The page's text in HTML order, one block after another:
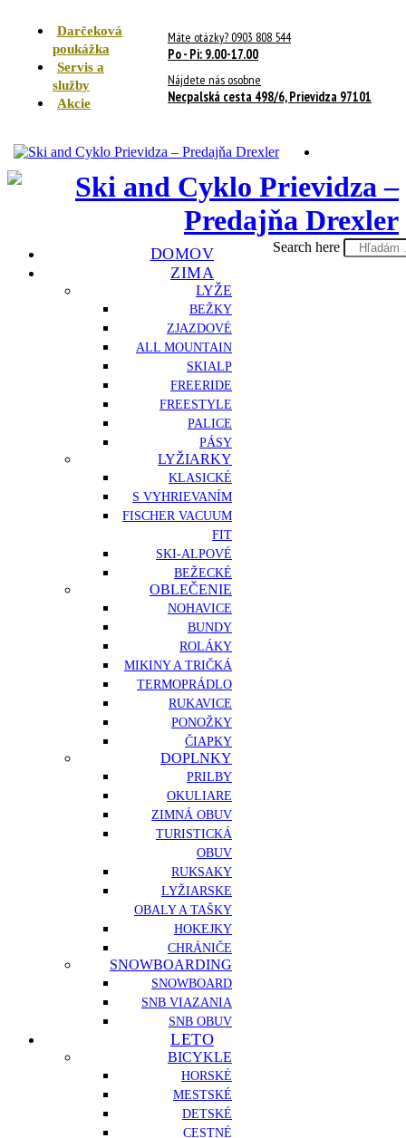
Darčeková
poukážka
Servis a
služby
Akcie
Máte otázky? 0903 808 544
Po - Pi: 9.00-17.00
Nájdete nás osobne
Necpalská cesta 498/6, Prievidza 97101
DOMOV
ZIMA
LYŽE
BEŽKY
ZJAZDOVÉ
ALL MOUNTAIN
SKIALP
FREERIDE
FREESTYLE
PALICE
PÁSY
LYŽIARKY
KLASICKÉ
S VYHRIEVANÍM
FISCHER VACUUM
FIT
SKI-ALPOVÉ
BEŽECKÉ
OBLEČENIE
NOHAVICE
BUNDY
ROLÁKY
MIKINY A TRIČKÁ
TERMOPRÁDLO
RUKAVICE
PONOŽKY
ČIAPKY
DOPLNKY
PRILBY
OKULIARE
ZIMNÁ OBUV
TURISTICKÁ
OBUV
RUKSAKY
LYŽIARSKE
OBALY A TAŠKY
HOKEJKY
CHRÁNIČE
SNOWBOARDING
SNOWBOARD
SNB VIAZANIA
SNB OBUV
LETO
BICYKLE
HORSKÉ
MESTSKÉ
DETSKÉ
CESTNÉ
Search here